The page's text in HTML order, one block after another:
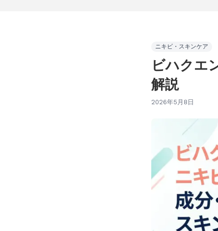
ニキビ・スキンケア
ビハクエ
解説
2026年5月8日